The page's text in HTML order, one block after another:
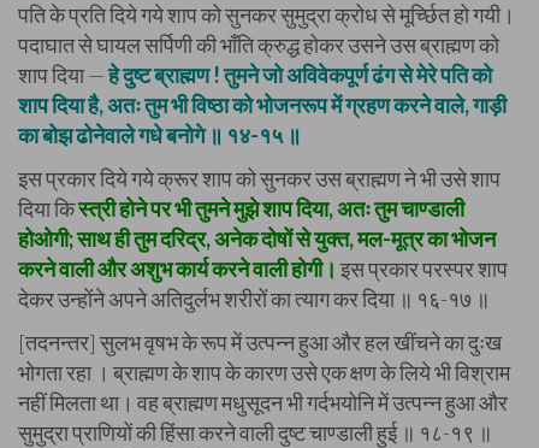
पति के प्रति दिये गये शाप को सुनकर सुमुद्रा क्रोध से मूर्च्छित हो गयी।
पदाघात से घायल सर्पिणी की भाँति क्रुद्ध होकर उसने उस ब्राह्मण को
शाप दिया —हे दुष्ट ब्राह्मण ! तुमने जो अविवेकपूर्ण ढंग से मेरे पति को
शाप दिया है, अतः तुम भी विष्ठा को भोजनरूप में ग्रहण करने वाले, गाड़ी
का बोझ ढोनेवाले गधे बनोगे ॥ १४-१५ ॥
इस प्रकार दिये गये क्रूर शाप को सुनकर उस ब्राह्मण ने भी उसे शाप
दिया किस्त्री होने पर भी तुमने मुझे शाप दिया, अतः तुम चाण्डाली
होओगी; साथ ही तुम दरिद्र, अनेक दोषों से युक्त, मल-मूत्र का भोजन
करने वाली और अशुभ कार्य करने वाली होगी। इस प्रकार परस्पर शाप
देकर उन्होंने अपने अतिदुर्लभ शरीरों का त्याग कर दिया ॥ १६-१७ ॥
[तदनन्तर] सुलभ वृषभ के रूप में उत्पन्न हुआ और हल खींचने का दुःख
भोगता रहा । ब्राह्मण के शाप के कारण उसे एक क्षण के लिये भी विश्राम
नहीं मिलता था। वह ब्राह्मण मधुसूदन भी गर्दभयोनि में उत्पन्न हुआ और
सुमुद्रा प्राणियों की हिंसा करने वाली दुष्ट चाण्डाली हुई ॥ १८-१९ ॥